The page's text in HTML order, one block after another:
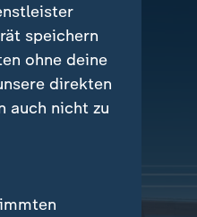
speichern
ohne deine
direkten
auch nicht zu